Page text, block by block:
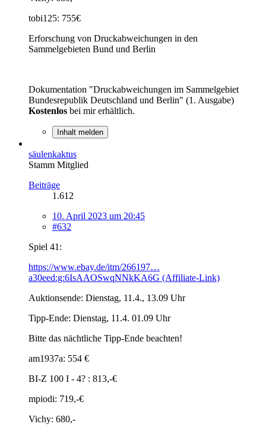
tobi125: 755€
Erforschung von Druckabweichungen in den
Sammelgebieten Bund und Berlin
Dokumentation "Druckabweichungen im Sammelgebiet
Bundesrepublik Deutschland und Berlin" (1. Ausgabe)
Kostenlos bei mir erhältlich.
Inhalt melden
säulenkaktus
Stamm Mitglied
Beiträge
1.612
10. April 2023 um 20:45
#632
Spiel 41:
https://www.ebay.de/itm/266197…
a30eed:g:6IsAAOSwqNNkKA6G (Affiliate-Link)
Auktionsende: Dienstag, 11.4., 13.09 Uhr
Tipp-Ende: Dienstag, 11.4. 01.09 Uhr
Bitte das nächtliche Tipp-Ende beachten!
am1937a: 554 €
BI-Z 100 I - 4? : 813,-€
mpiodi: 719,-€
Vichy: 680,-